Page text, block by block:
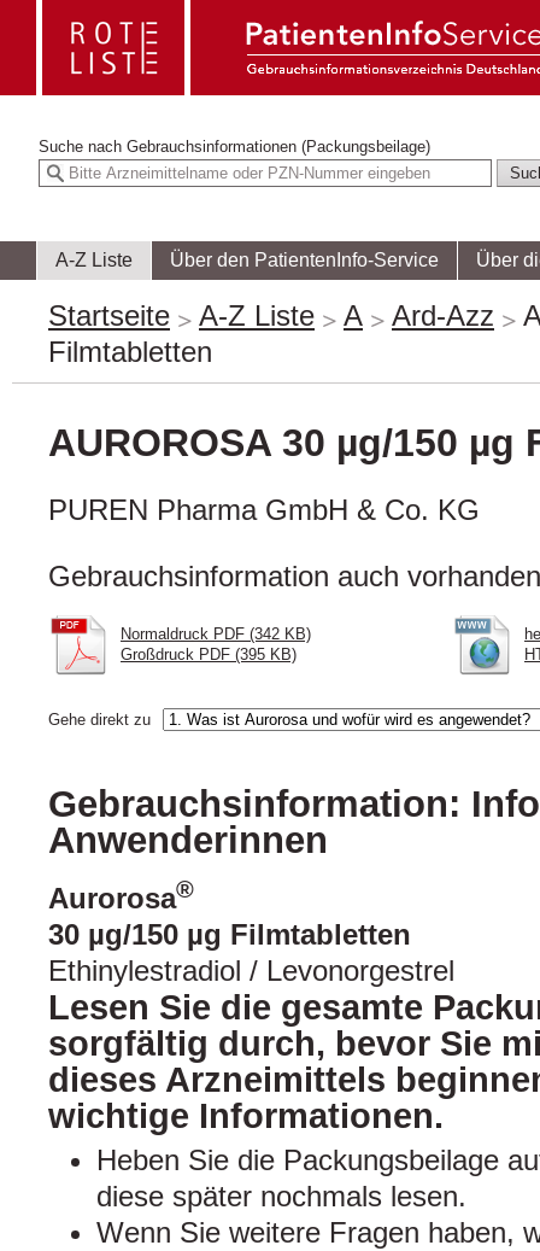
Suche nach Gebrauchsinformationen (Packungsbeilage)
A-Z Liste Über den PatientenInfo-Service Über
Startseite A-Z Liste A Ard-Azz
Filmtabletten
AUROROSA 30 µg/150
PUREN Pharma GmbH & Co. KG
Gebrauchsinformation auch
Normaldruck PDF (342 KB)
Großdruck PDF (395 KB)
Gehe direkt zu
Gebrauchsinformation:
Anwenderinnen
Aurorosa®
30 µg/150 µg Filmtabletten
Ethinylestradiol / Levonorgestrel
Lesen Sie die gesamte
sorgfältig durch, bevor Sie
dieses Arzneimittels
wichtige Informationen.
Heben Sie die Packungsbeilage
diese später nochmals lesen.
Wenn Sie weitere Fragen haben,